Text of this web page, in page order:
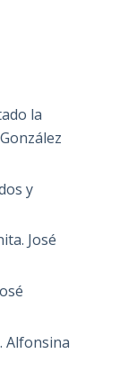
la
y
José
Alfonsina